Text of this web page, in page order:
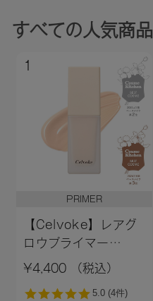
すべての人気商品
1
PRIMER
【Celvoke】レアグ
ロウプライマー
［01,02］＜新色追加
¥4,400 （税込）